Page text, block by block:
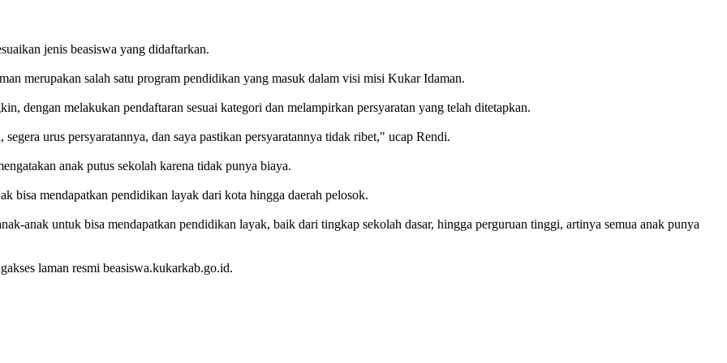
jenis beasiswa yang didaftarkan.
merupakan salah satu program pendidikan yang masuk dalam visi misi Kukar Idaman.
dengan melakukan pendaftaran sesuai kategori dan melampirkan persyaratan yang telah ditetapkan.
urus persyaratannya, dan saya pastikan persyaratannya tidak ribet," ucap Rendi.
anak putus sekolah karena tidak punya biaya.
bisa mendapatkan pendidikan layak dari kota hingga daerah pelosok.
anak untuk bisa mendapatkan pendidikan layak, baik dari tingkap sekolah dasar, hingga perguruan tinggi, artinya semua anak punya
laman resmi beasiswa.kukarkab.go.id.